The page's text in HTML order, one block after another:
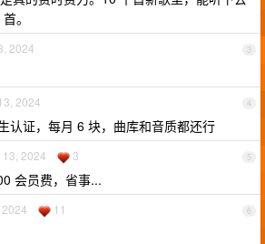
。
3
2024
4
2024
认证，每月 6 块，曲库和音质都还行
5
13, 2024 3
会员费，省事...
6
11